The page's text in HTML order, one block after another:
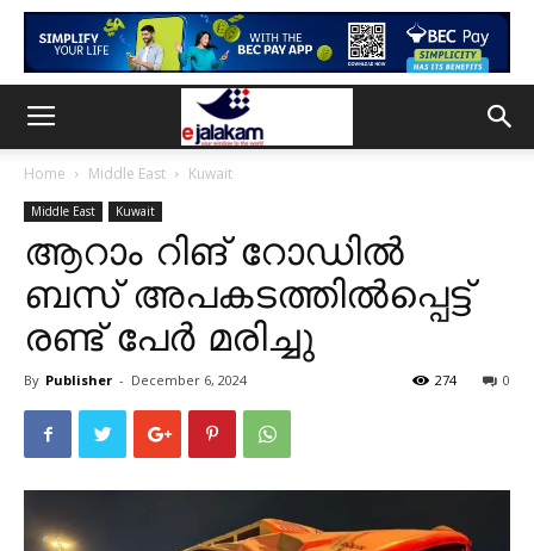
Home Middle East Kuwait
Middle East Kuwait
ആറാം റിങ് റോഡിൽ
ബസ് അപകടത്തിൽപ്പെട്ട്
രണ്ട് പേർ മരിച്ചു
By Publisher - December 6, 2024 0
274